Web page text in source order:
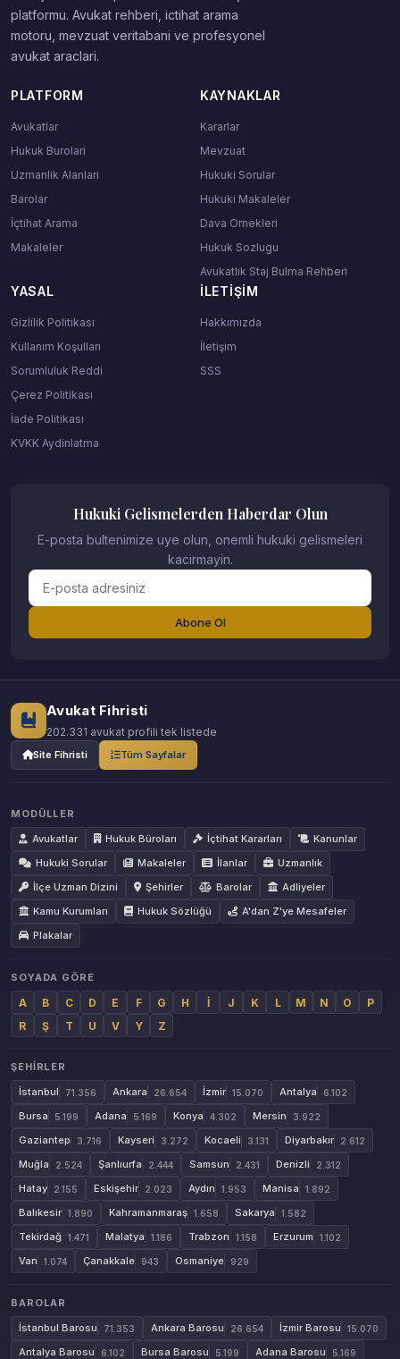
platformu. Avukat rehberi, ictihat arama
motoru, mevzuat veritabani ve profesyonel
avukat araclari.
PLATFORM
Avukatlar
Hukuk Burolari
Uzmanlik Alanlari
Barolar
İçtihat Arama
Makaleler
KAYNAKLAR
Kararlar
Mevzuat
Hukuki Sorular
Hukuki Makaleler
Dava Ornekleri
Hukuk Sozlugu
Avukatlık Staj Bulma Rehberi
YASAL
Gizlilik Politikası
Kullanım Koşulları
Sorumluluk Reddi
Çerez Politikası
İade Politikası
KVKK Aydinlatma
İLETIŞIM
Hakkımızda
İletişim
SSS
Hukuki Gelismelerden Haberdar Olun
E-posta bultenimize uye olun, onemli hukuki gelismeleri
kacirmayin.
Abone Ol
Avukat Fihristi
202.331 avukat profili tek listede
Site Fihristi Tüm Sayfalar
MODÜLLER
Avukatlar
Hukuk Büroları İçtihat Kararları
Kanunlar
Hukuki Sorular
Makaleler İlanlar
Uzmanlık
İlçe Uzman Dizini
Şehirler Barolar
Adliyeler
Kamu Kurumları
Hukuk Sözlüğü
A'dan Z'ye Mesafeler
Plakalar
SOYADA GÖRE
A B C D E F G H İ J K L M N O
P
R
Ş T U V Y Z
ŞEHIRLER
İstanbul
71.356 Ankara 26.654 İzmir 15.070 Antalya 6.102
Bursa 5.199 Adana 5.169 Konya 4.302 Mersin 3.922
Gaziantep 3.716 Kayseri 3.272 Kocaeli 3.131 Diyarbakır 2.612
Muğla 2.524 Şanlıurfa 2.444 Samsun 2.431 Denizli 2.312
Hatay 2.155 Eskişehir 2.023 Aydın 1.953 Manisa 1.892
Balıkesir 1.890 Kahramanmaraş 1.658 Sakarya 1.582
Tekirdağ 1.471 Malatya 1.186 Trabzon 1.158 Erzurum 1.102
Van 1.074 Çanakkale 943 Osmaniye 929
BAROLAR
İstanbul Barosu
71.353 Ankara Barosu 26.654 İzmir Barosu 15.070
Antalya Barosu 6.102 Bursa Barosu 5.199 Adana Barosu 5.169